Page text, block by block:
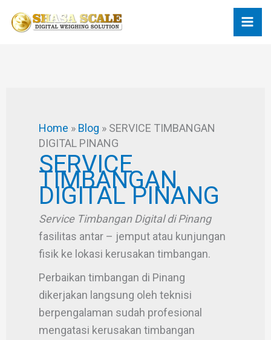
Home » Blog » SERVICE TIMBANGAN
DIGITAL PINANG
SERVICE
TIMBANGAN
DIGITAL PINANG
Service Timbangan Digital di Pinang
fasilitas antar – jemput atau kunjungan
fisik ke lokasi kerusakan timbangan.
Perbaikan timbangan di Pinang
dikerjakan langsung oleh teknisi
berpengalaman sudah profesional
mengatasi kerusakan timbangan